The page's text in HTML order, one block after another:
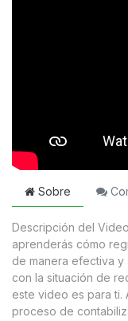
Sobre
Descripción del
aprenderás cómo
de manera efectiva y
con la situación de
este video es para ti.
proceso de